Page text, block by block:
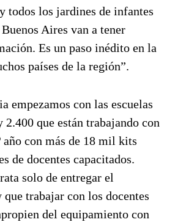
todos los jardines de infantes
Aires van a tener
Es un paso inédito en la
países de la región”.
empezamos con las escuelas
que están trabajando con
año con más de 18 mil kits
de docentes capacitados.
solo de entregar el
trabajar con los docentes
del equipamiento con